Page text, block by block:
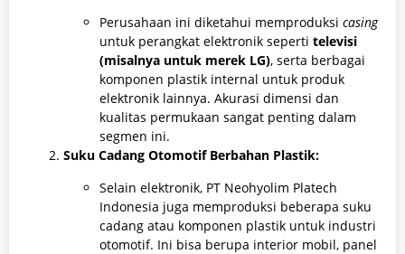
Perusahaan ini diketahui memproduksi casing
untuk perangkat elektronik seperti televisi
(misalnya untuk merek LG), serta berbagai
komponen plastik internal untuk produk
elektronik lainnya. Akurasi dimensi dan
kualitas permukaan sangat penting dalam
segmen ini.
Suku Cadang Otomotif Berbahan Plastik:
Selain elektronik, PT Neohyolim Platech
Indonesia juga memproduksi beberapa suku
cadang atau komponen plastik untuk industri
otomotif. Ini bisa berupa interior mobil, panel